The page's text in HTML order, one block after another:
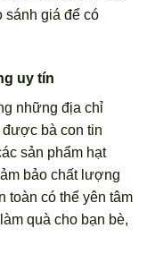
sánh giá để có
uy tín
những địa chỉ
được bà con tin
sản phẩm hạt
bảo chất lượng
toàn có thể yên tâm
quà cho bạn bè,